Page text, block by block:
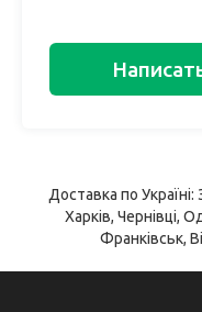
Доставка по
Харків, Чернівці,
Франківськ,